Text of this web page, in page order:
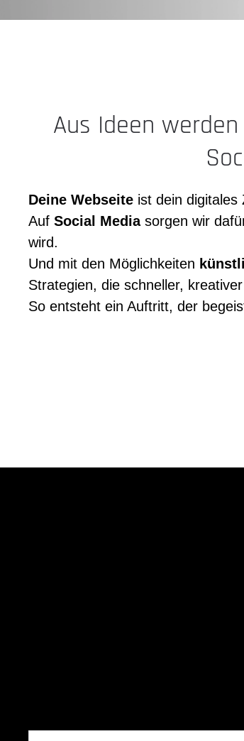
Aus Ideen
Deine Webseite ist dein digitales
Auf Social Mediasorgen wir
wird.
Und mit den Möglichkeiten
Strategien, die schneller,
So entsteht ein Auftritt, der